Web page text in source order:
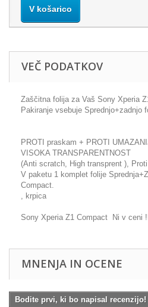
V košarico
VEČ PODATKOV
Zaščitna folija za Vaš Sony Xperia
Pakiranje vsebuje Sprednjo+zadnjo
PROTI praskam + PROTI
VISOKA TRANSPARENTNOST
(Anti scratch, High transprent ),
V paketu 1 komplet folije
Compact.
, krpica
Sony Xperia Z1 Compact Ni v ceni
MNENJA IN OCENE
Bodite prvi, ki bo napisal recenzijo!